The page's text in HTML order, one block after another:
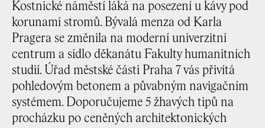
Kostnické náměstí láká na posezení u kávy pod
korunami stromů. Bývalá menza od Karla
Pragera se změnila na moderní univerzitní
centrum a sídlo děkanátu Fakulty humanitních
studií. Úřad městské části Praha 7 vás přivítá
pohledovým betonem a půvabným navigačním
systémem. Doporučujeme 5 žhavých tipů na
procházku po ceněných architektonických